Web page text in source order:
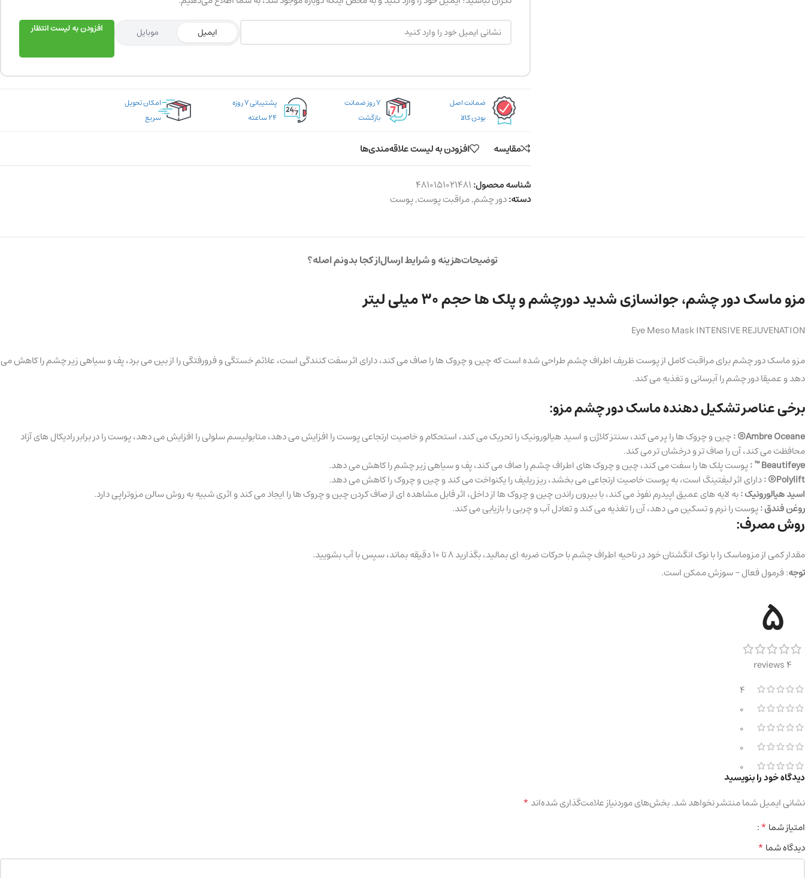
ایمیل موبایل افزودن به لیست انتظار
ضمانت اصل
بودن کالا
۷ روز ضمانت
بازگشت
پشتیبانی ۷ روزه
۲۴ ساعته
امکان تحویل
سریع
مقایسه افزودن به لیست علاقه‌مندی‌ها
شناسه محصول:4810151021481
دسته:دور چشم,مراقبت پوست,پوست
توضیحاتهزینه و شرایط ارسالاز کجا بدونم اصله؟
مزو ماسک دور چشم، جوانسازی شدید دورچشم و پلک ها حجم 30 میلی لیتر
Eye Meso Mask INTENSIVE REJUVENATION
مزو ماسک دور چشم برای مراقبت کامل از پوست ظریف اطراف چشم طراحی شده است که چین و چروک ها را صاف می کند، دارای اثر سفت کنندگی است، علائم خستگی و فرورفتگی را از بین می برد، پف و سیاهی زیر چشم را کاهش می
دهد و عمیقا دور چشم را آبرسانی و تغذیه می کند.
برخی عناصر تشکیل دهنده ماسک دور چشم مزو:
Ambre Oceane® :
چین و چروک ها را پر می کند، سنتز کلاژن و اسید هیالورونیک را تحریک می کند، استحکام و خاصیت ارتجاعی پوست را افزایش می دهد، متابولیسم سلولی را افزایش می دهد، پوست را در برابر رادیکال های آزاد
محافظت می کند، آن را صاف تر و درخشان تر می کند.
Beautifeye ™ :
پوست پلک ها را سفت می کند، چین و چروک های اطراف چشم را صاف می کند، پف و سیاهی زیر چشم را کاهش می دهد.
Polylift® :
دارای اثر لیفتینگ است، به پوست خاصیت ارتجاعی می بخشد، ریز ریلیف را یکنواخت می کند و چین و چروک را کاهش می دهد.
اسید هیالورونیک :به لایه های عمیق اپیدرم نفوذ می کند، با بیرون راندن چین و چروک ها از داخل، اثر قابل مشاهده ای از صاف کردن چین و چروک ها را ایجاد می کند و اثری شبیه به روش سالن مزوتراپی دارد.
روغن فندق :پوست را نرم و تسکین می دهد، آن را تغذیه می کند و تعادل آب و چربی را بازیابی می کند.
روش مصرف:
مقدار کمی از مزوماسک را با نوک انگشتان خود در ناحیه اطراف چشم با حرکات ضربه ای بمالید، بگذارید 8 تا 10 دقیقه بماند، سپس با آب بشویید.
توجه: فرمول فعال – سوزش ممکن است.
5
4 reviews
4
0
0
0
0
دیدگاه خود را بنویسید
نشانی ایمیل شما منتشر نخواهد شد.بخش‌های موردنیاز علامت‌گذاری شده‌اند*
امتیاز شما*
دیدگاه شما*